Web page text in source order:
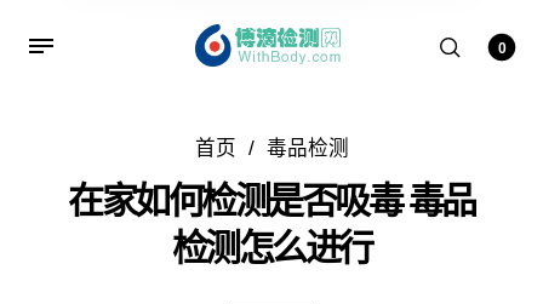
0
首页 / 毒品检测
在家如何检测是否吸毒 毒品
检测怎么进行